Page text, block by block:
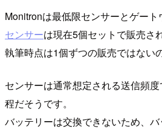
Monitronは最低限センサーとゲート
センサーは現在5個セットで販売さ
執筆時点は1個ずつの販売ではない
センサーは通常想定される送信頻
程だそうです。
バッテリーは交換できないため、